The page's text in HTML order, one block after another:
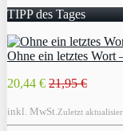
TIPP des Tages
Ohne ein letztes Wort
20,44 € 21,95 €
inkl. MwSt. Zuletzt